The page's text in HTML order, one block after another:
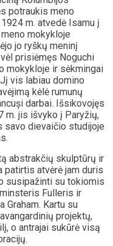
potraukis meno
m. atvedė Isamu į
mokykloje
jo ryškų meninį
prisiėmęs Noguchi
mokykloje ir sėkmingai
vis labiau domino
kėlė rumunų
darbai. Išsikovojęs
m. jis išvyko į Paryžių,
savo dievaičio studijoje
abstrakčių skulptūrų ir
patirtis atvėrė jam duris
susipažinti su tokiomis
Fulleris ir
Graham. Kartu su
projektų,
o antrajai sukūrė visą